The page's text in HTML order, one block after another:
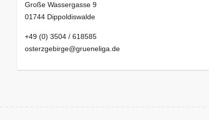
Große Wassergasse 9
01744 Dippoldiswalde
+49 (0) 3504 / 618585
osterzgebirge@grueneliga.de